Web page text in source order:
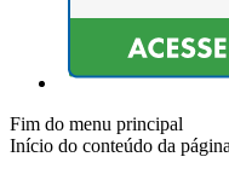
Fim do menu principal
Início do conteúdo da página